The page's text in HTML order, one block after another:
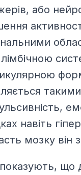
або
навіть
мозку він
що